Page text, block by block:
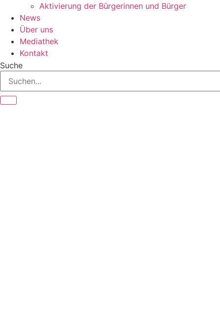
Aktivierung der Bürgerinnen und Bürger
News
Über uns
Mediathek
Kontakt
Suche